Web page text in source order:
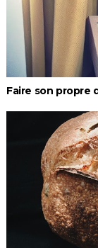
Faire son propre